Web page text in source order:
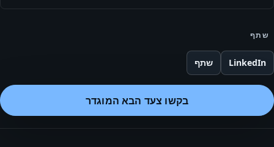
שתף
LinkedIn שתף
בקשו צעד הבא המוגדר